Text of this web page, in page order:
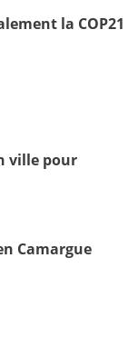
la COP21
ville pour
Camargue